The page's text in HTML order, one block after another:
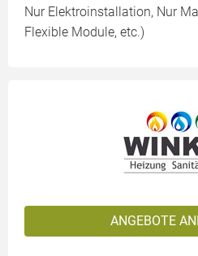
Nur Elektroinstallation, Nur
Flexible Module, etc.)
ANGEBOTE